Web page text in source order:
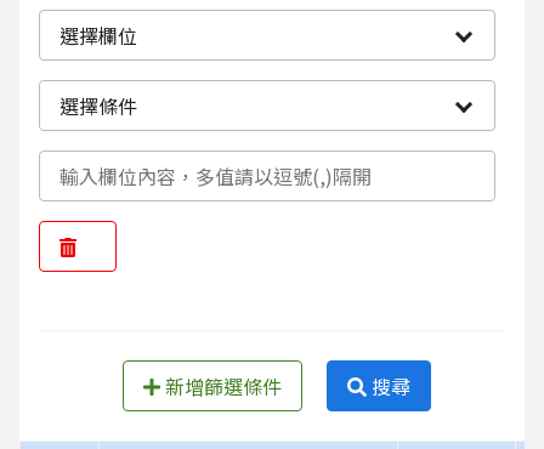
選擇欄位
選擇條件
新增篩選條件 搜尋